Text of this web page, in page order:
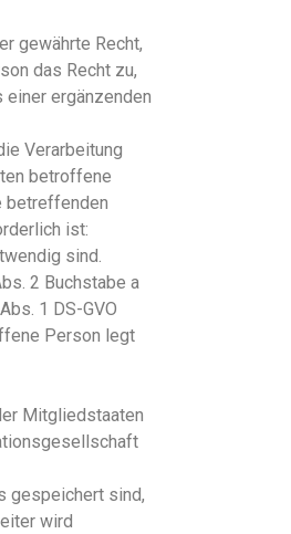
gewährte Recht,
das Recht zu,
ergänzenden
Verarbeitung
betroffene
betreffenden
ist:
sind.
2 Buchstabe a
1 DS-GVO
Person legt
Mitgliedstaaten
gespeichert sind,
wird